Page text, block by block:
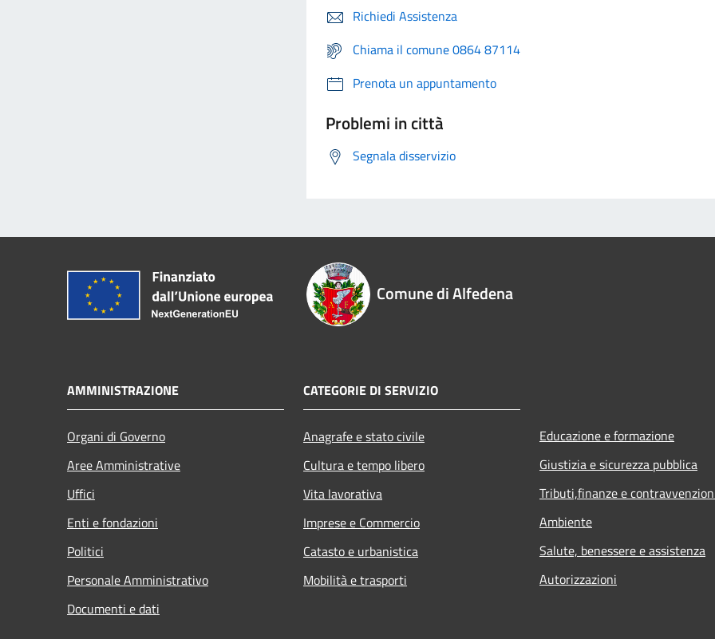
Richiedi Assistenza
Chiama il comune 0864 87114
Prenota un appuntamento
Problemi in città
Segnala disservizio
Comune di Alfedena
AMMINISTRAZIONE
Organi di Governo
Aree Amministrative
Uffici
Enti e fondazioni
Politici
Personale Amministrativo
Documenti e dati
CATEGORIE DI SERVIZIO
Anagrafe e stato civile
Cultura e tempo libero
Vita lavorativa
Imprese e Commercio
Catasto e urbanistica
Mobilità e trasporti
Educazione e formazione
Giustizia e sicurezza pubblica
Tributi,finanze e
Ambiente
Salute, benessere e assistenza
Autorizzazioni